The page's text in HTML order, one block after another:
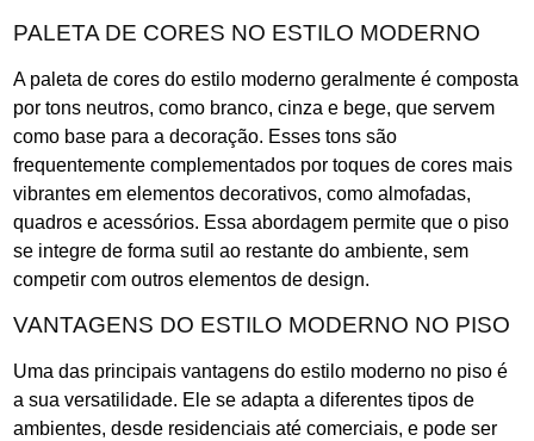
PALETA DE CORES NO ESTILO MODERNO
A paleta de cores do estilo moderno geralmente é composta
por tons neutros, como branco, cinza e bege, que servem
como base para a decoração. Esses tons são
frequentemente complementados por toques de cores mais
vibrantes em elementos decorativos, como almofadas,
quadros e acessórios. Essa abordagem permite que o piso
se integre de forma sutil ao restante do ambiente, sem
competir com outros elementos de design.
VANTAGENS DO ESTILO MODERNO NO PISO
Uma das principais vantagens do estilo moderno no piso é
a sua versatilidade. Ele se adapta a diferentes tipos de
ambientes, desde residenciais até comerciais, e pode ser